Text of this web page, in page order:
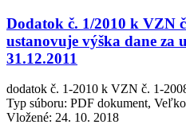
Dodatok č. 1/2010 k VZN
ustanovuje výška dane za
31.12.2011
dodatok č. 1-2010 k VZN č. 1-
Typ súboru: PDF dokument,
Vložené: 24. 10. 2018